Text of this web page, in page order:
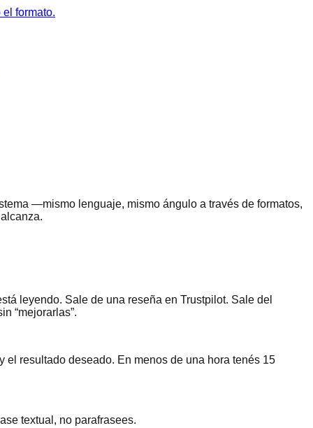
formato.
—mismo lenguaje, mismo ángulo a través de formatos,
leyendo. Sale de una reseña en Trustpilot. Sale del
“mejorarlas”.
resultado deseado. En menos de una hora tenés 15
textual, no parafrasees.